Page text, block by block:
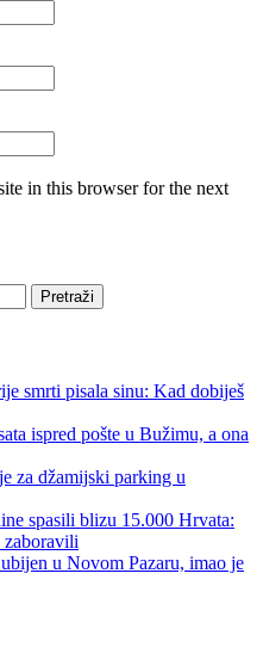
in this browser for the next
smrti pisala sinu: Kad dobiješ
ispred pošte u Bužimu, a ona
za džamijski parking u
spasili blizu 15.000 Hrvata:
zaboravili
u Novom Pazaru, imao je